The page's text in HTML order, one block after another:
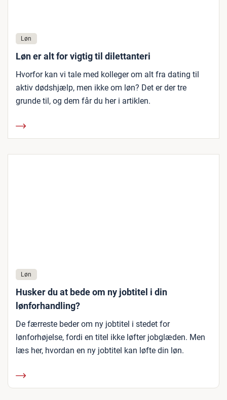
Løn
Løn er alt for vigtig til dilettanteri
Hvorfor kan vi tale med kolleger om alt fra dating til
aktiv dødshjælp, men ikke om løn? Det er der tre
grunde til, og dem får du her i artiklen.
Løn
Husker du at bede om ny jobtitel i din
lønforhandling?
De færreste beder om ny jobtitel i stedet for
lønforhøjelse, fordi en titel ikke løfter jobglæden. Men
læs her, hvordan en ny jobtitel kan løfte din løn.